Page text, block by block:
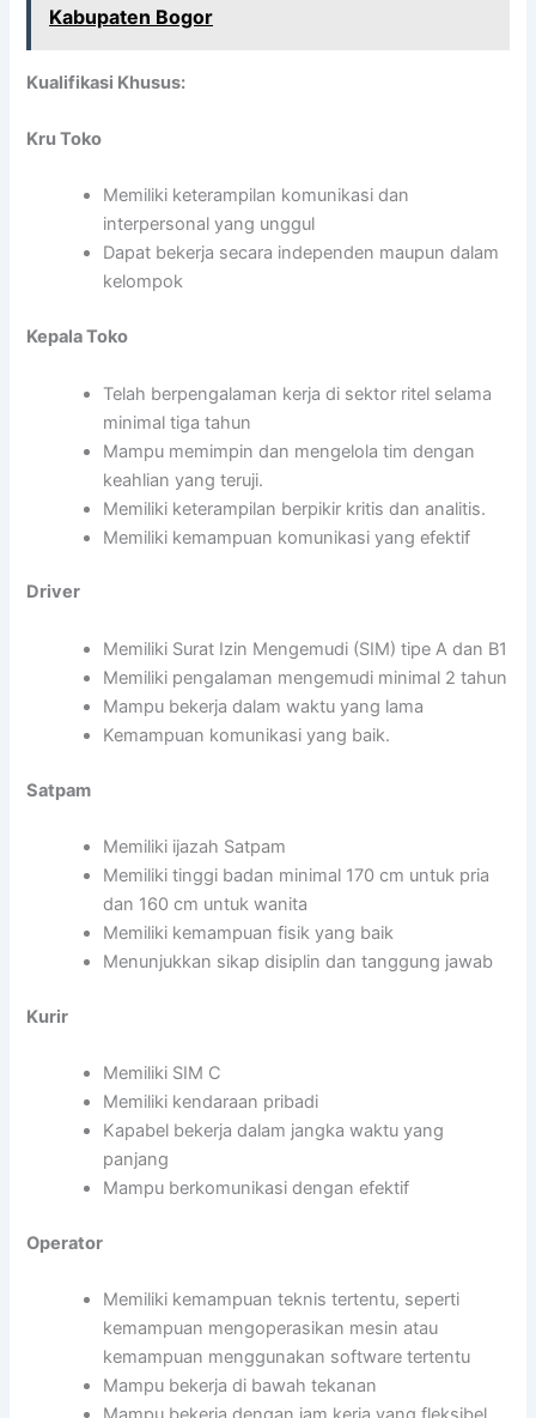
Kabupaten Bogor
Kualifikasi Khusus:
Kru Toko
Memiliki keterampilan komunikasi dan
interpersonal yang unggul
Dapat bekerja secara independen maupun dalam
kelompok
Kepala Toko
Telah berpengalaman kerja di sektor ritel selama
minimal tiga tahun
Mampu memimpin dan mengelola tim dengan
keahlian yang teruji.
Memiliki keterampilan berpikir kritis dan analitis.
Memiliki kemampuan komunikasi yang efektif
Driver
Memiliki Surat Izin Mengemudi (SIM) tipe A dan B1
Memiliki pengalaman mengemudi minimal 2 tahun
Mampu bekerja dalam waktu yang lama
Kemampuan komunikasi yang baik.
Satpam
Memiliki ijazah Satpam
Memiliki tinggi badan minimal 170 cm untuk pria
dan 160 cm untuk wanita
Memiliki kemampuan fisik yang baik
Menunjukkan sikap disiplin dan tanggung jawab
Kurir
Memiliki SIM C
Memiliki kendaraan pribadi
Kapabel bekerja dalam jangka waktu yang
panjang
Mampu berkomunikasi dengan efektif
Operator
Memiliki kemampuan teknis tertentu, seperti
kemampuan mengoperasikan mesin atau
kemampuan menggunakan software tertentu
Mampu bekerja di bawah tekanan